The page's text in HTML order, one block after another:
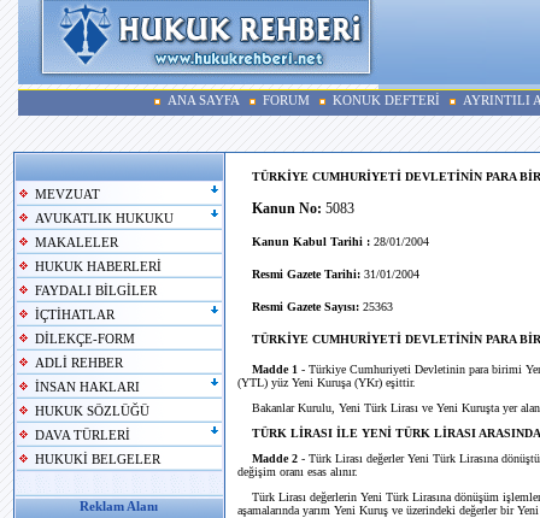
ANA SAYFA FORUM KONUK DEFTERİ AYRINTILI
MEVZUAT
AVUKATLIK HUKUKU
MAKALELER
HUKUK HABERLERİ
FAYDALI BİLGİLER
İÇTİHATLAR
DİLEKÇE-FORM
ADLİ REHBER
İNSAN HAKLARI
HUKUK SÖZLÜĞÜ
DAVA TÜRLERİ
HUKUKİ BELGELER
Reklam Alanı
TÜRKİYE CUMHURİYETİ DEVLETİNİN PARA
Kanun No: 5083
Kanun Kabul Tarihi : 28/01/2004
Resmi Gazete Tarihi: 31/01/2004
Resmi Gazete Sayısı: 25363
TÜRKİYE CUMHURİYETİ DEVLETİNİN PARA
Madde 1 - Türkiye Cumhuriyeti Devletinin para birimi
(YTL) yüz Yeni Kuruşa (YKr) eşittir.
Bakanlar Kurulu, Yeni Türk Lirası ve Yeni Kuruşta yer
TÜRK LİRASI İLE YENİ TÜRK LİRASI
Madde 2 - Türk Lirası değerler Yeni Türk Lirasına
değişim oranı esas alınır.
Türk Lirası değerlerin Yeni Türk Lirasına dönüşüm
aşamalarında yarım Yeni Kuruş ve üzerindeki değerler bir